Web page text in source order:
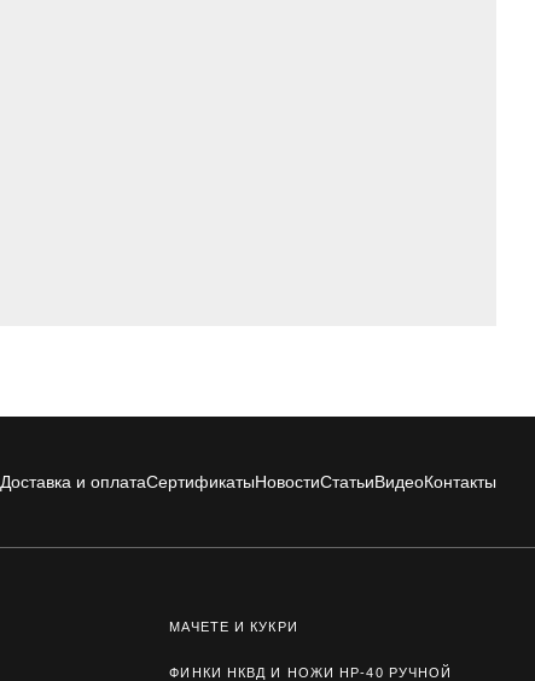
Доставка и оплатаСертификатыНовостиСтатьиВидеоКонтакты
МАЧЕТЕ И КУКРИ
ФИНКИ НКВД И НОЖИ НР-40 РУЧНОЙ